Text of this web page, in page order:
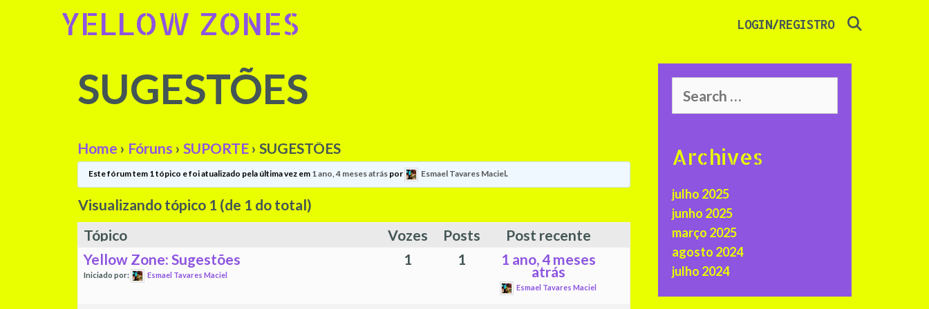
YELLOW ZONES LOGIN/REGISTRO
SUGESTÕES
Home › Fóruns › SUPORTE › SUGESTÕES
Este fórum tem 1 tópico e foi atualizado pela última vez em 1 ano, 4 meses atráspor Esmael Tavares Maciel.
Visualizando tópico 1 (de 1 do total)
Tópico
Vozes Posts
Post recente
Yellow Zone: Sugestões
Iniciado por: Esmael Tavares Maciel
1 1 1 ano, 4 meses
atrás
Esmael Tavares Maciel
for:
Archives
julho 2025
junho 2025
março 2025
agosto 2024
julho 2024